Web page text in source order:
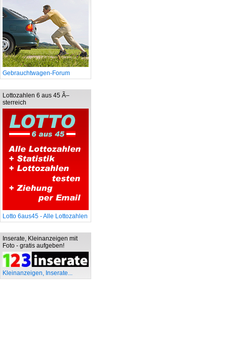
Gebrauchtwagen-Forum
Lottozahlen 6 aus 45 Ã–
sterreich
Lotto 6aus45 - Alle Lottozahlen
Inserate, Kleinanzeigen mit
Foto - gratis aufgeben!
Kleinanzeigen, Inserate...